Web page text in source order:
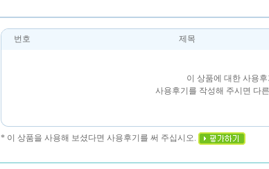
번호 제목
이 상품에 대한 사용
사용후기를 작성해 주시면 다
* 이 상품을 사용해 보셨다면 사용후기를 써 주십시오.